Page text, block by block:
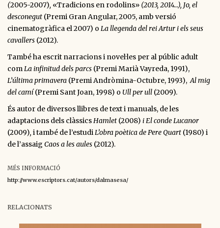
(2005-2007), «Tradicions en rodolins» (2013, 2014…), Jo, el
desconegut (Premi Gran Angular, 2005, amb versió
cinematogràfica el 2007) o La llegenda del rei Artur i els seus
cavallers (2012).
També ha escrit narracions i novel·les per al públic adult
comLa infinitud dels parcs (Premi Marià Vayreda, 1991),
L’última primavera (Premi Andròmina-Octubre, 1993), Al mig
del camí(Premi Sant Joan, 1998) o Ull per ull (2009).
És autor de diversos llibres de text i manuals, de les
adaptacions dels clàssicsHamlet (2008) i El conde Lucanor
(2009), i també de l’estudiL’obra poètica de Pere Quart (1980) i
de l’assaig Caos a les aules (2012).
MÉS INFORMACIÓ
http://www.escriptors.cat/autors/dalmasesa/
RELACIONATS